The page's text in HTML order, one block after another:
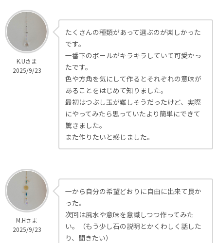
K.Uさま
2025/9/23
たくさんの種類があって選ぶのが楽しかった
です。
一番下のボールがキラキラしていて可愛かっ
たです。
色や方角を気にして作るとそれぞれの意味が
あることをはじめて知りました。
最初はつぶし玉が難しそうだったけど、実際
にやってみたら思っていたより簡単にできて
驚きました。
また作りたいと感じました。
M.Hさま
2025/9/23
一から自分の希望どおりに自由に出来て良か
った。
次回は風水や意味を意識しつつ作ってみた
い。（もう少し石の説明とかくわしく話した
り、聞きたい）